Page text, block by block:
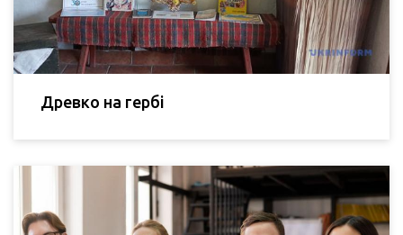
Древко на гербі